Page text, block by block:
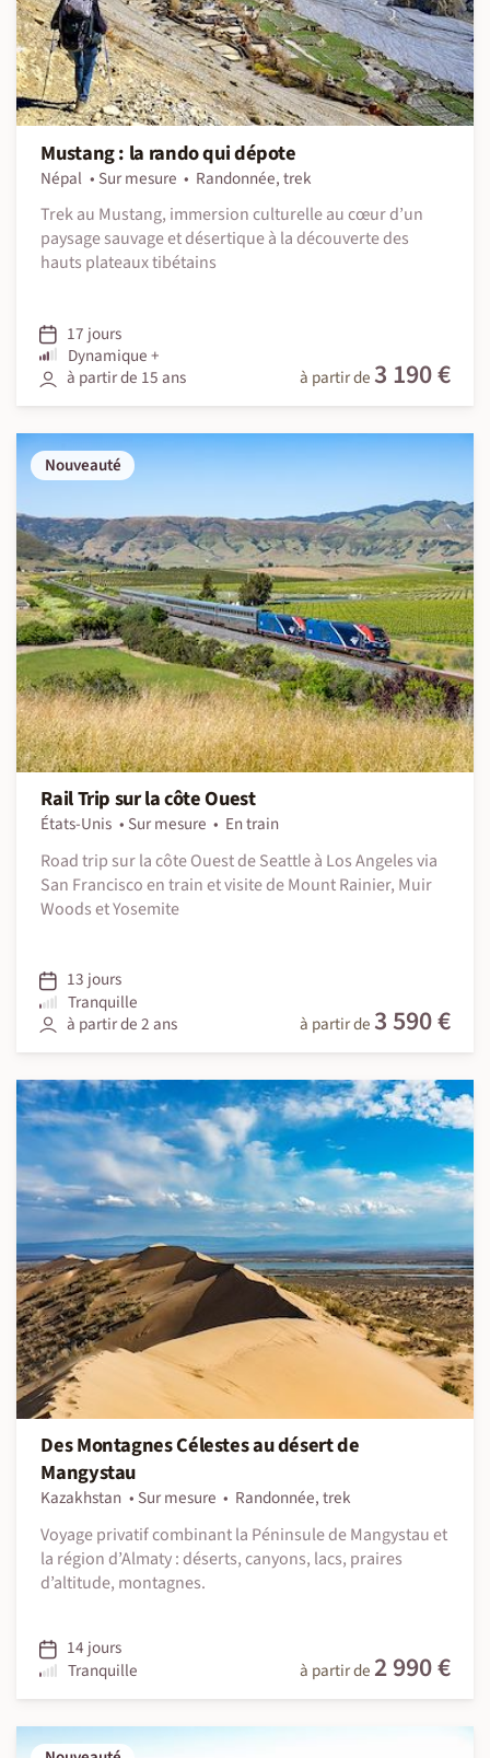
Mustang : la rando qui dépote
Népal Sur mesure
Randonnée, trek
Trek au Mustang, immersion culturelle au cœur d’un
paysage sauvage et désertique à la découverte des
hauts plateaux tibétains
17 jours
Dynamique +
à partir de 15 ans
à partir de 3 190 €
Nouveauté
Rail Trip sur la côte Ouest
États-Unis Sur mesure
En train
Road trip sur la côte Ouest de Seattle à Los Angeles via
San Francisco en train et visite de Mount Rainier, Muir
Woods et Yosemite
13 jours
Tranquille
à partir de 2 ans
à partir de 3 590 €
Des Montagnes Célestes au désert de
Mangystau
Kazakhstan Sur mesure
Randonnée, trek
Voyage privatif combinant la Péninsule de Mangystau et
la région d’Almaty : déserts, canyons, lacs, praires
d’altitude, montagnes.
14 jours
Tranquille
à partir de 2 990 €